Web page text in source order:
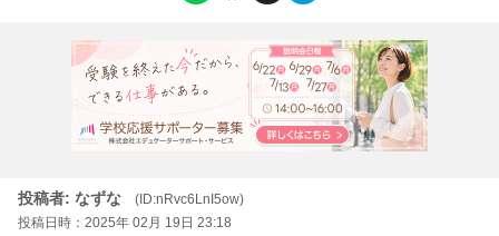
投稿者: なずな
(ID:nRvc6LnI5ow)
投稿日時：2025年 02月 19日 23:18